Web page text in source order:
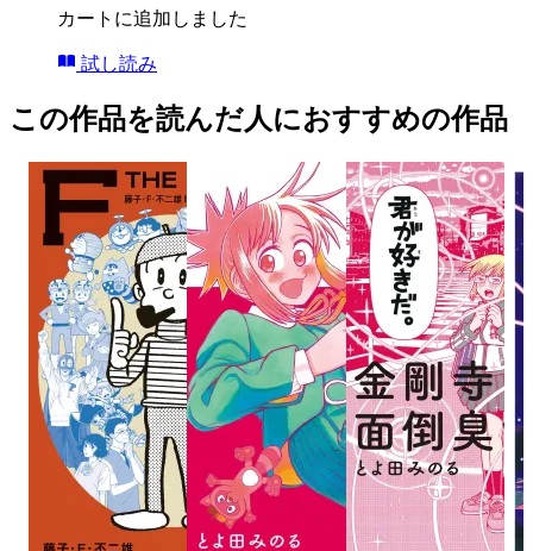
カートに追加しました
試し読み
この作品を読んだ人におすすめの作品